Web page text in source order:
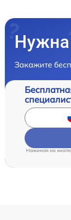
Нужна
Закажите
Нажимая на